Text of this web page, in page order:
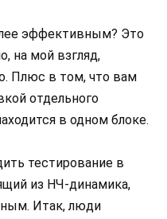
эффективным? Это
на мой взгляд,
Плюс в том, что вам
отдельного
в одном блоке.
тестирование в
из НЧ-динамика,
Итак, люди